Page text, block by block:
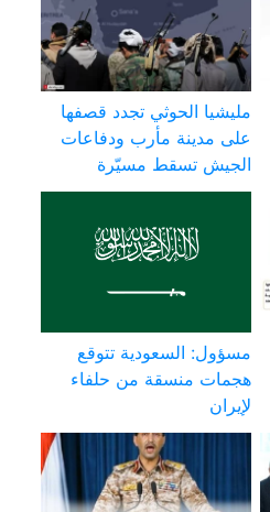
مليشيا الحوثي تجدد قصفها
على مدينة مأرب ودفاعات
الجيش تسقط مسيّرة
مسؤول: السعودية تتوقع
هجمات منسقة من حلفاء
لإيران